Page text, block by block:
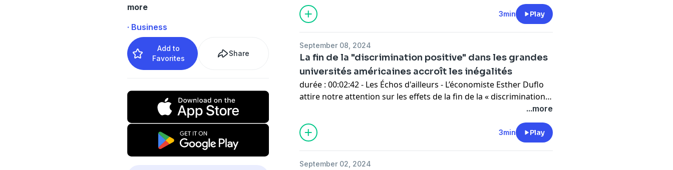
more
· Business
Add to
Favorites
Share
3min Play
September 08, 2024
La fin de la "discrimination positive" dans les grandes
universités américaines accroît les inégalités
durée : 00:02:42 - Les Échos d'ailleurs - L’économiste Esther Duflo
attire notre attention sur les effets de la fin de la « discrimination
...more
3min Play
September 02, 2024